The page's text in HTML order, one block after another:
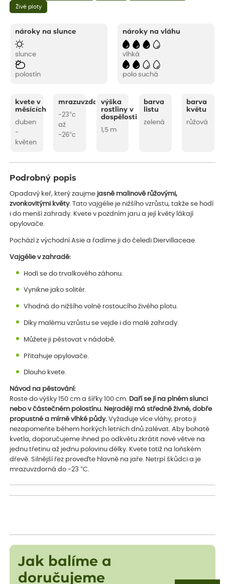
Živé ploty
nároky na slunce
slunce
polostín
nároky na vláhu
vlhká
polo suchá
kvete v
měsících
duben
-
květen
mrazuvzdornost
-23°c
až
-26°c
výška
rostliny v
dospělosti
1,5 m
barva
listu
zelená
barva
květu
růžová
Podrobný popis
Opadavý keř, který zaujme jasně malinově růžovými,
zvonkovitými květy. Tato vajgélie je nižšího vzrůstu, takže se hodí
i do menší zahrady. Kvete v pozdním jaru a její květy lákají
opylovače.
Pochází z východní Asie a řadíme ji do čeledi Diervillaceae.
Vajgélie v zahradě:
Hodí se do trvalkového záhonu.
Vynikne jako solitér.
Vhodná do nižšího volně rostoucího živého plotu.
Díky malému vzrůstu se vejde i do malé zahrady.
Můžete ji pěstovat v nádobě.
Přitahuje opylovače.
Dlouho kvete.
Návod na pěstování:
Roste do výšky 150 cm a šířky 100 cm. Daří se jí na plném slunci
nebo v částečném polostínu. Nejraději má středně živné, dobře
propustné a mírně vlhké půdy. Vyžaduje více vláhy, proto ji
nezapomeňte během horkých letních dnů zalévat. Aby bohatě
kvetla, doporučujeme ihned po odkvětu zkrátit nové větve na
jednu třetinu až jednu polovinu délky. Kvete totiž na loňském
dřevě. Silnější řez proveďte hlavně na jaře. Netrpí škůdci a je
mrazuvzdorná do -23 °C.
Jak balíme a
doručujeme